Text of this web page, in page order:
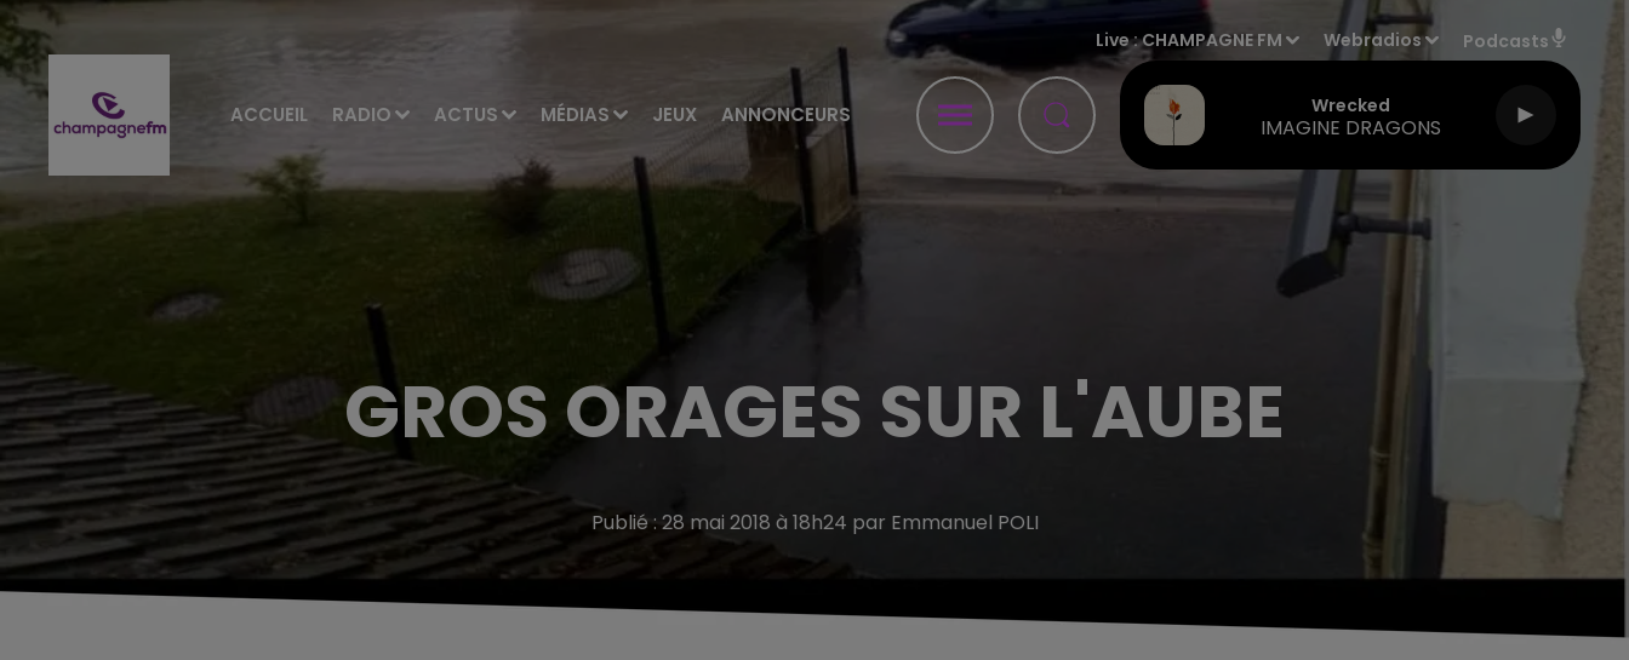
ACCUEIL RADIO ACTUS MÉDIAS JEUX ANNONCEURS
Live :CHAMPAGNE FM Webradios Podcasts
Wrecked
IMAGINE DRAGONS
GROS ORAGES SUR L'AUBE
Publié : 28 mai 2018 à 18h24 par Emmanuel POLI